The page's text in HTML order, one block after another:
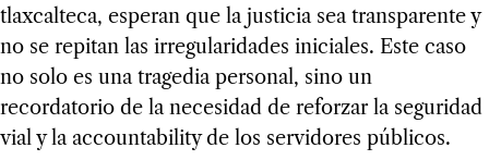
tlaxcalteca, esperan que la justicia sea transparente y
no se repitan las irregularidades iniciales. Este caso
no solo es una tragedia personal, sino un
recordatorio de la necesidad de reforzar la seguridad
vial y la accountability de los servidores públicos.